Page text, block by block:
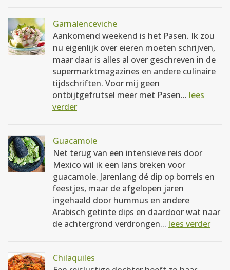
Garnalenceviche
Aankomend weekend is het Pasen. Ik zou
nu eigenlijk over eieren moeten schrijven,
maar daar is alles al over geschreven in de
supermarktmagazines en andere culinaire
tijdschriften. Voor mij geen
ontbijtgefrutsel meer met Pasen... lees
verder
Guacamole
Net terug van een intensieve reis door
Mexico wil ik een lans breken voor
guacamole. Jarenlang dé dip op borrels en
feestjes, maar de afgelopen jaren
ingehaald door hummus en andere
Arabisch getinte dips en daardoor wat naar
de achtergrond verdrongen... lees verder
Chilaquiles